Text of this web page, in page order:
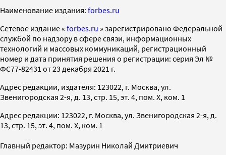
Наименование издания: forbes.ru
Cетевое издание « forbes.ru » зарегистрировано Федеральной
службой по надзору в сфере связи, информационных
технологий и массовых коммуникаций, регистрационный
номер и дата принятия решения о регистрации: серия Эл №
ФС77-82431 от 23 декабря 2021 г.
Адрес редакции, издателя: 123022, г. Москва, ул.
Звенигородская 2-я, д. 13, стр. 15, эт. 4, пом. X, ком. 1
Адрес редакции: 123022, г. Москва, ул. Звенигородская 2-я, д.
13, стр. 15, эт. 4, пом. X, ком. 1
Главный редактор: Мазурин Николай Дмитриевич